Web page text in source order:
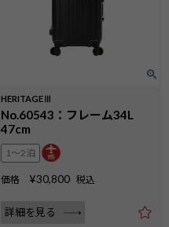
HERITAGEⅢ
No.60543：フレーム34L
47cm
1〜2泊
価格 ¥30,800 税込
詳細を見る